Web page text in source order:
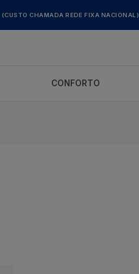
(CUSTO CHAMADA REDE FIXA NACIONAL)
CONFORTO